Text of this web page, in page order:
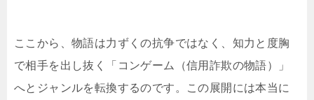
ここから、物語は力ずくの抗争ではなく、知力と度胸
で相手を出し抜く「コンゲーム（信用詐欺の物語）」
へとジャンルを転換するのです。この展開には本当に